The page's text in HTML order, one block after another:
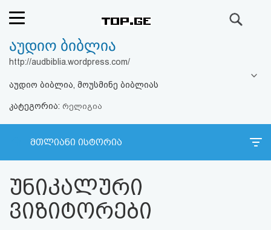
რეიტინგი
ფოსტა
კითხვა-
პასუხი
ავტორიზაცია
აუდიო ბიბლია
http://audbiblia.wordpress.com/
აუდიო ბიბლია, მოუსმინე ბიბლიას
კატეგორია: რელიგია
მთლიანი ისტორია
უნიკალური
ვიზიტორები